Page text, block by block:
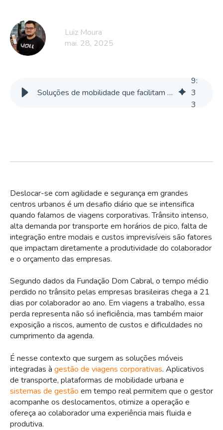
Luiz Moura
mai. 28, 2025
Soluções de mobilidade que facilitam a gestão de viagens corporativas
9:
3
3
Deslocar-se com agilidade e segurança em grandes
centros urbanos é um desafio diário que se intensifica
quando falamos de viagens corporativas. Trânsito intenso,
alta demanda por transporte em horários de pico, falta de
integração entre modais e custos imprevisíveis são fatores
que impactam diretamente a produtividade do colaborador
e o orçamento das empresas.
Segundo dados da Fundação Dom Cabral, o tempo médio
perdido no trânsito pelas empresas brasileiras chega a 21
dias por colaborador ao ano. Em viagens a trabalho, essa
perda representa não só ineficiência, mas também maior
exposição a riscos, aumento de custos e dificuldades no
cumprimento da agenda.
É nesse contexto que surgem as soluções móveis
integradas à gestão de viagens corporativas. Aplicativos
de transporte, plataformas de mobilidade urbana e
sistemas de gestão em tempo real permitem que o gestor
acompanhe os deslocamentos, otimize a operação e
ofereça ao colaborador uma experiência mais fluida e
produtiva.